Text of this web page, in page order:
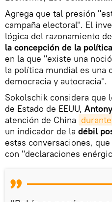
Agrega que tal presión
campaña electoral". El
lógica del razonamiento
la concepción de la
en la que "existe una
la política mundial es una
democracia y autocracia".
Sokolschik considera que
de Estado de EEUU,
atención de China
un indicador de la débil
estas conversaciones,
con "declaraciones